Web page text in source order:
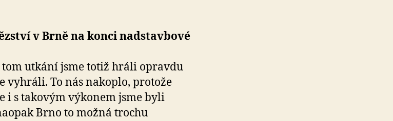
v Brně na konci nadstavbové
tom utkání jsme totiž hráli opravdu
vyhráli. To nás nakoplo, protože
i s takovým výkonem jsme byli
Brno to možná trochu